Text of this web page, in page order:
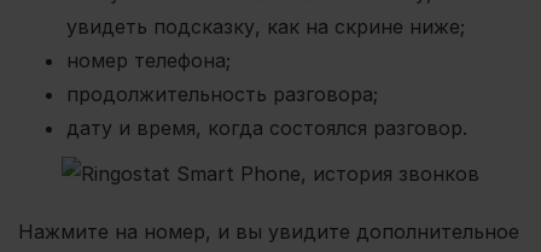
увидеть подсказку, как на скрине ниже;
номер телефона;
продолжительность разговора;
дату и время, когда состоялся разговор.
Нажмите на номер, и вы увидите дополнительное